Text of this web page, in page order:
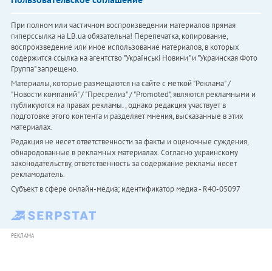
При полном или частичном воспроизведении материалов прямая
гиперссылка на LB.ua обязательна! Перепечатка, копирование,
воспроизведение или иное использование материалов, в которых
содержится ссылка на агентство "Українськi Новини" и "Украинская Фото
Группа" запрещено.
Материалы, которые размещаются на сайте с меткой "Реклама" /
"Новости компаний" / "Пресрелиз" / "Promoted", являются рекламными и
публикуются на правах рекламы. , однако редакция участвует в
подготовке этого контента и разделяет мнения, высказанные в этих
материалах.
Редакция не несет ответственности за факты и оценочные суждения,
обнародованные в рекламных материалах. Согласно украинскому
законодательству, ответственность за содержание рекламы несет
рекламодатель.
Субъект в сфере онлайн-медиа; идентификатор медиа - R40-05097
РЕКЛАМА